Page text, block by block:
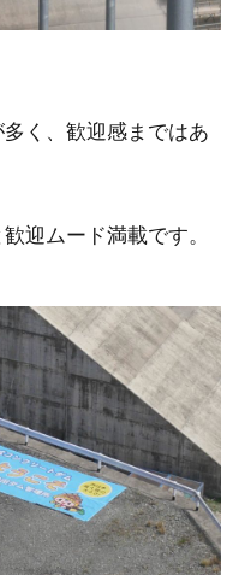
く、歓迎感まではあ
迎ムード満載です。